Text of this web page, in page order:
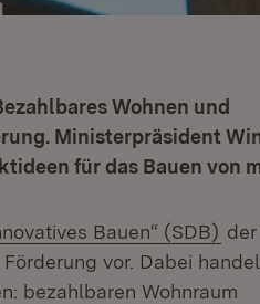
Wohnen und
Ministerpräsident
für das Bauen von
Bauen“ (SDB) der
vor. Dabei
bezahlbaren Wohnraum